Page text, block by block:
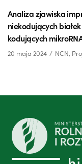
Analiza zjawiska
niekodujących
kodujących
20 maja 2024 NCN,